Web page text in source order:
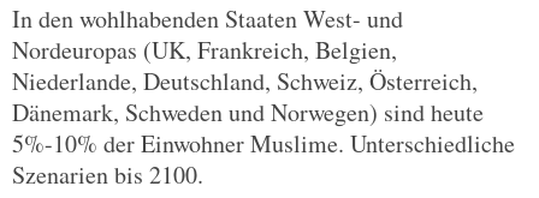
In den wohlhabenden Staaten West- und
Nordeuropas (UK, Frankreich, Belgien,
Niederlande, Deutschland, Schweiz, Österreich,
Dänemark, Schweden und Norwegen) sind heute
5%-10% der Einwohner Muslime. Unterschiedliche
Szenarien bis 2100.